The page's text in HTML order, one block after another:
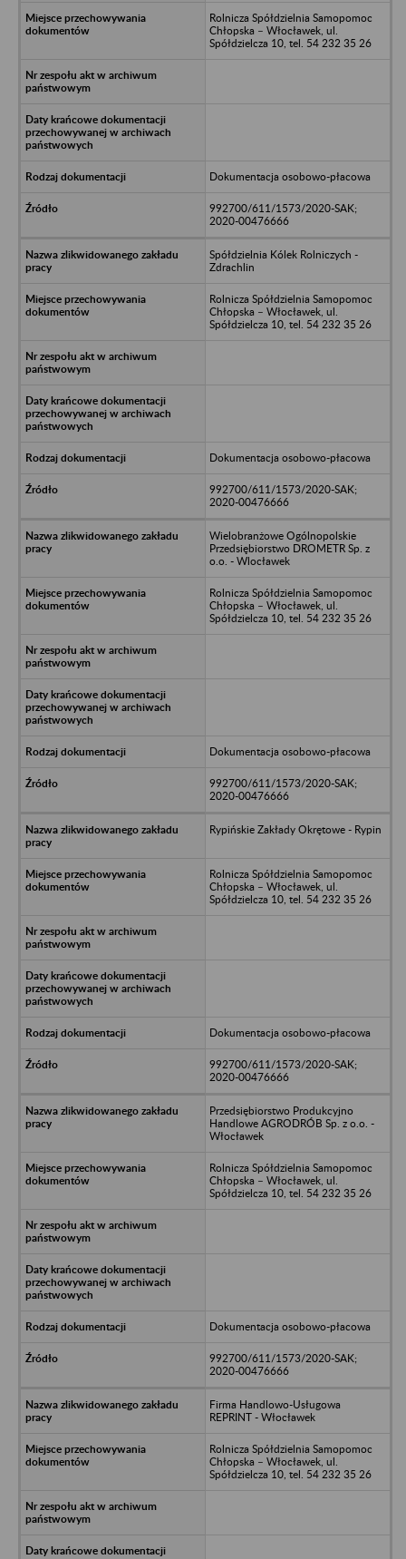
Rolnicza Spółdzielnia Samopomoc
Chłopska – Włocławek, ul.
Spółdzielcza 10, tel. 54 232 35 26
Dokumentacja osobowo-płacowa
992700/611/1573/2020-SAK;
2020-00476666
Spółdzielnia Kólek Rolniczych -
Zdrachlin
Rolnicza Spółdzielnia Samopomoc
Chłopska – Włocławek, ul.
Spółdzielcza 10, tel. 54 232 35 26
Dokumentacja osobowo-płacowa
992700/611/1573/2020-SAK;
2020-00476666
Wielobranżowe Ogólnopolskie
Przedsiębiorstwo DROMETR Sp. z
o.o. - Wlocławek
Rolnicza Spółdzielnia Samopomoc
Chłopska – Włocławek, ul.
Spółdzielcza 10, tel. 54 232 35 26
Dokumentacja osobowo-płacowa
992700/611/1573/2020-SAK;
2020-00476666
Rypińskie Zakłady Okrętowe - Rypin
Rolnicza Spółdzielnia Samopomoc
Chłopska – Włocławek, ul.
Spółdzielcza 10, tel. 54 232 35 26
Dokumentacja osobowo-płacowa
992700/611/1573/2020-SAK;
2020-00476666
Przedsiębiorstwo Produkcyjno
Handlowe AGRODRÓB Sp. z o.o. -
Włocławek
Rolnicza Spółdzielnia Samopomoc
Chłopska – Włocławek, ul.
Spółdzielcza 10, tel. 54 232 35 26
Dokumentacja osobowo-płacowa
992700/611/1573/2020-SAK;
2020-00476666
Firma Handlowo-Usługowa
REPRINT - Włocławek
Rolnicza Spółdzielnia Samopomoc
Chłopska – Włocławek, ul.
Spółdzielcza 10, tel. 54 232 35 26